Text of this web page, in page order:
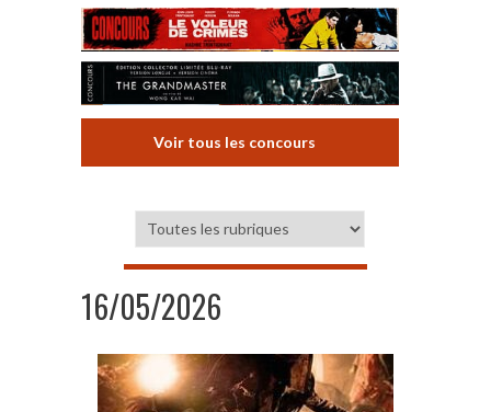
Voir tous les concours
16/05/2026